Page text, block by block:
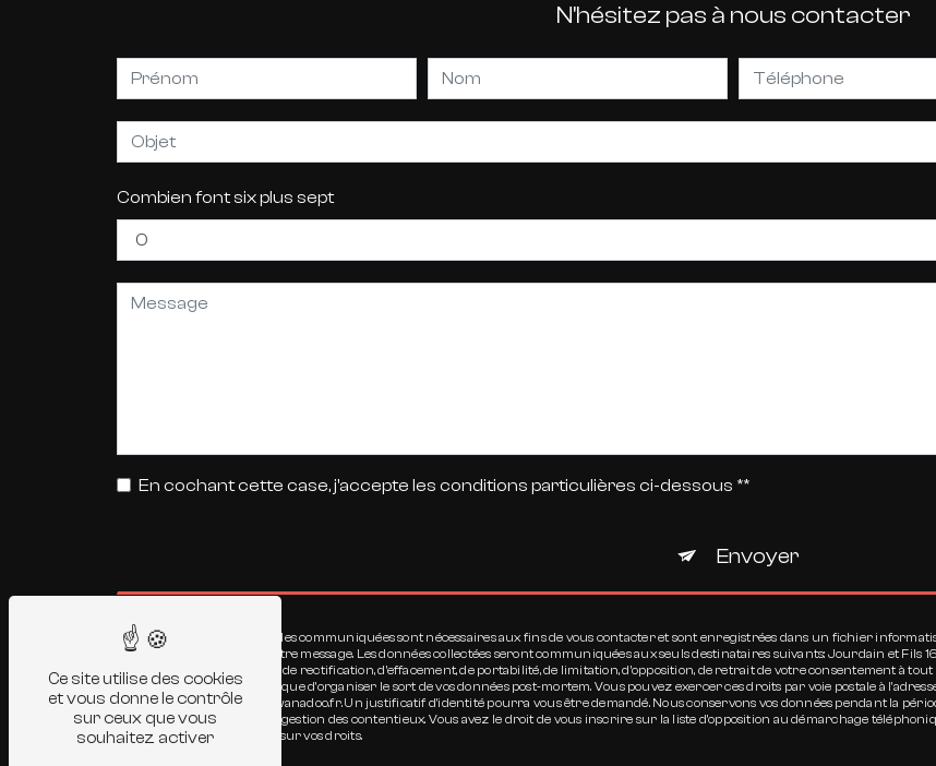
N'hésitez pas à nous contacter
Combien font six plus sept
En cochant cette case, j'accepte les conditions particulières ci-dessous **
Envoyer
** Les données personnelles communiquées sont nécessaires aux fins de vous contacter et sont enregistrées dans un fichier
seul but de répondre à votre message. Les données collectées seront communiquées aux seuls destinataires suivants: Jourdain et Fils
disposez de droits d’accès, de rectification, d’effacement, de portabilité, de limitation, d’opposition, de retrait de votre consentement à
autorité de contrôle, ainsi que d’organiser le sort de vos données post-mortem. Vous pouvez exercer ces droits par voie postale à
à l'adresse jourdain.jer@wanadoo.fr. Un justificatif d'identité pourra vous être demandé. Nous conservons vos données pendant la
aux fins probatoires et de gestion des contentieux. Vous avez le droit de vous inscrire sur la liste d'opposition au démarchage
pour plus d’informations sur vos droits.
Ce site utilise des cookies
et vous donne le contrôle
sur ceux que vous
souhaitez activer